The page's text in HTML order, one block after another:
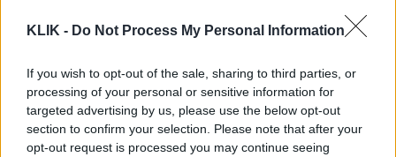
KLIK - Do Not Process My Personal Information
If you wish to opt-out of the sale, sharing to third parties, or
processing of your personal or sensitive information for
targeted advertising by us, please use the below opt-out
section to confirm your selection. Please note that after your
opt-out request is processed you may continue seeing
ο Πέτρος Κωστόπουλος πήγε στη Μύκονο, ένα
μέρος που αγαπά πολύ, για να ξεκινήσει τις
καλοκαιρινές του διακοπές.